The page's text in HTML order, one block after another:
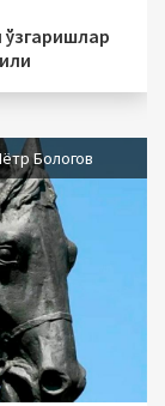
ўзгаришлар
Бологов